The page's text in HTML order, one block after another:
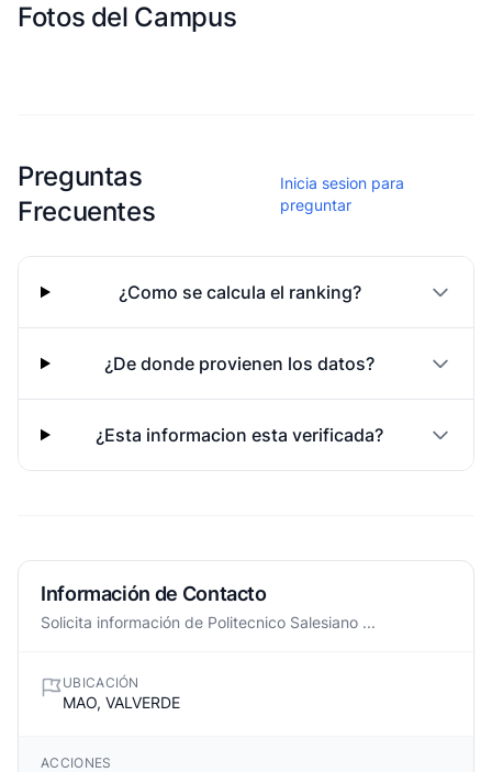
Fotos del Campus
Preguntas
Frecuentes
Inicia sesion para
preguntar
¿Como se calcula el ranking?
¿De donde provienen los datos?
¿Esta informacion esta verificada?
Información de Contacto
Solicita información de Politecnico Salesiano ...
UBICACIÓN
MAO, VALVERDE
ACCIONES